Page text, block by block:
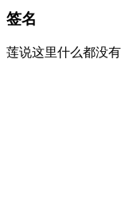
签名
莲说这里什么都没有